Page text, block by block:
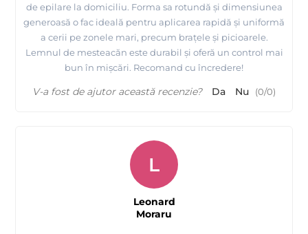
de epilare la domiciliu. Forma sa rotundă și dimensiunea
generoasă o fac ideală pentru aplicarea rapidă și uniformă
a cerii pe zonele mari, precum brațele și picioarele.
Lemnul de mesteacăn este durabil și oferă un control mai
bun în mișcări. Recomand cu încredere!
V-a fost de ajutor această recenzie? Da Nu (0/0)
L
Leonard
Moraru